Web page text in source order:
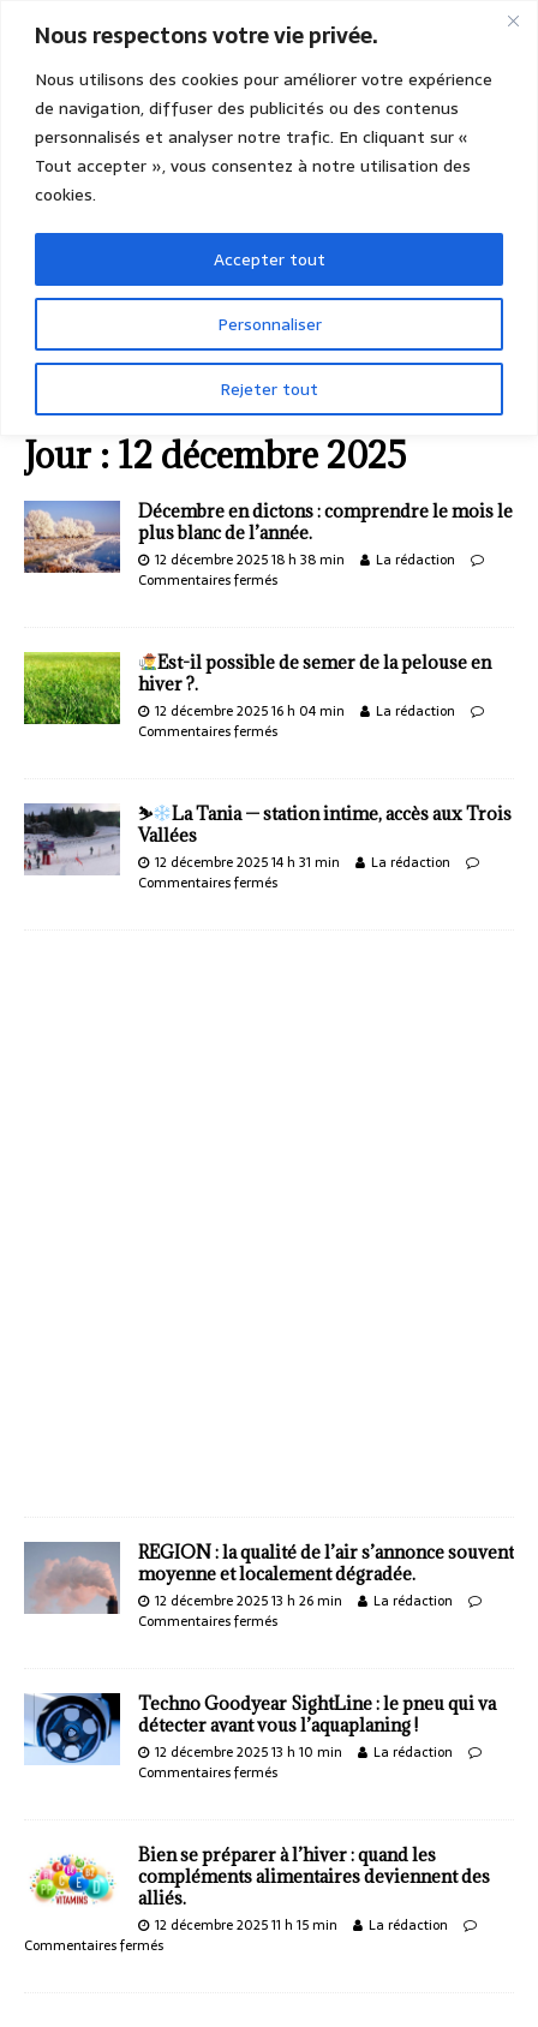
Nous respectons votre vie privée.
Nous utilisons des cookies pour améliorer votre expérience
de navigation, diffuser des publicités ou des contenus
personnalisés et analyser notre trafic. En cliquant sur «
Tout accepter », vous consentez à notre utilisation des
cookies.
Personnaliser
Rejeter tout
Accepter tout
DÉCEMBRE
Jour : 12 décembre 2025
Décembre en dictons : comprendre le mois le
plus blanc de l’année.
12 décembre 2025 18 h 38 min
La rédaction
Commentaires fermés
Est-il possible de semer de la pelouse en
hiver ?.
12 décembre 2025 16 h 04 min
La rédaction
Commentaires fermés
⛷
La Tania — station intime, accès aux Trois
Vallées
12 décembre 2025 14 h 31 min
La rédaction
Commentaires fermés
REGION : la qualité de l’air s’annonce souvent
moyenne et localement dégradée.
12 décembre 2025 13 h 26 min
La rédaction
Commentaires fermés
Techno Goodyear SightLine : le pneu qui va
détecter avant vous l’aquaplaning !
12 décembre 2025 13 h 10 min
La rédaction
Commentaires fermés
Bien se préparer à l’hiver : quand les
compléments alimentaires deviennent des
alliés.
12 décembre 2025 11 h 15 min
La rédaction
Commentaires fermés